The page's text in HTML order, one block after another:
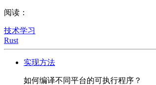
阅读：
技术学习
Rust
实现方法
如何编译不同平台的可执行程序？